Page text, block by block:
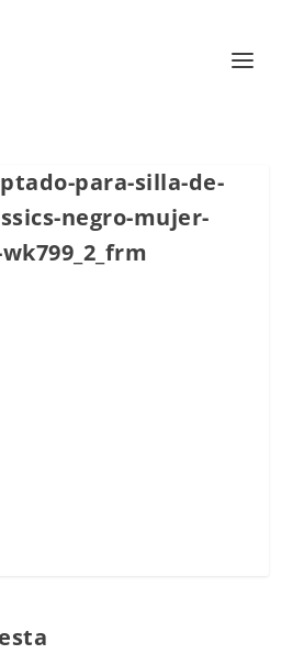
para-silla-de-
negro-mujer-